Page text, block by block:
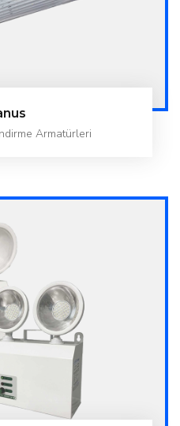
Armatürleri